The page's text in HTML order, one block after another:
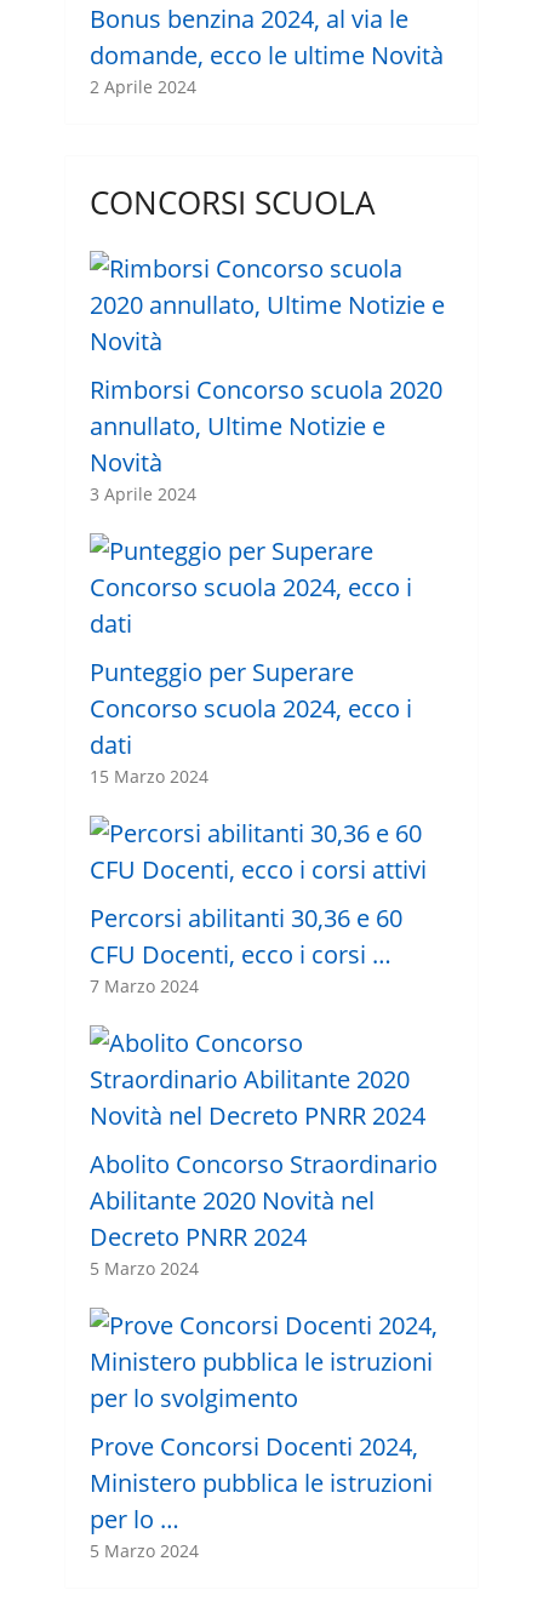
Bonus benzina 2024, al via le
domande, ecco le ultime Novità
2 Aprile 2024
CONCORSI SCUOLA
Rimborsi Concorso scuola 2020
annullato, Ultime Notizie e
Novità
3 Aprile 2024
Punteggio per Superare
Concorso scuola 2024, ecco i
dati
15 Marzo 2024
Percorsi abilitanti 30,36 e 60
CFU Docenti, ecco i corsi …
7 Marzo 2024
Abolito Concorso Straordinario
Abilitante 2020 Novità nel
Decreto PNRR 2024
5 Marzo 2024
Prove Concorsi Docenti 2024,
Ministero pubblica le istruzioni
per lo …
5 Marzo 2024